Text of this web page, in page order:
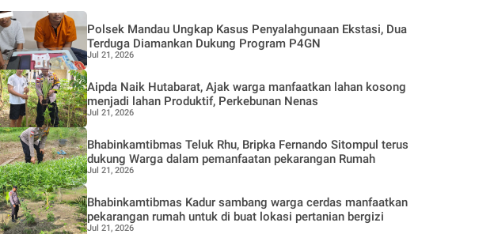
Polsek Mandau Ungkap Kasus Penyalahgunaan Ekstasi, Dua
Terduga Diamankan Dukung Program P4GN
Jul 21, 2026
Aipda Naik Hutabarat, Ajak warga manfaatkan lahan kosong
menjadi lahan Produktif, Perkebunan Nenas
Jul 21, 2026
Bhabinkamtibmas Teluk Rhu, Bripka Fernando Sitompul terus
dukung Warga dalam pemanfaatan pekarangan Rumah
Jul 21, 2026
Bhabinkamtibmas Kadur sambang warga cerdas manfaatkan
pekarangan rumah untuk di buat lokasi pertanian bergizi
Jul 21, 2026